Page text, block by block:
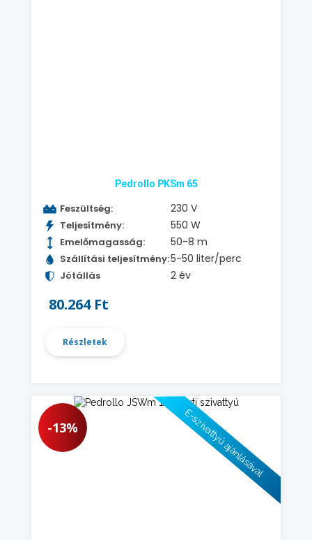
Pedrollo PKSm 65
Feszültség: 230 V
Teljesítmény: 550 W
Emelőmagasság: 50-8 m
Szállítási teljesítmény:5-50 liter/perc
Jótállás 2 év
80.264 Ft
Részletek
-13% E-szivattyú ajánlásával